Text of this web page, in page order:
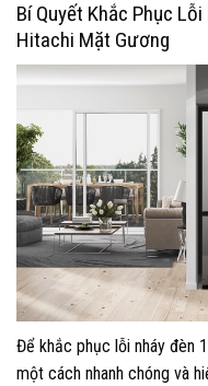
Bí Quyết Khắc Phục
Hitachi Mặt Gương
Để khắc phục lỗi nháy đèn
một cách nhanh chóng và